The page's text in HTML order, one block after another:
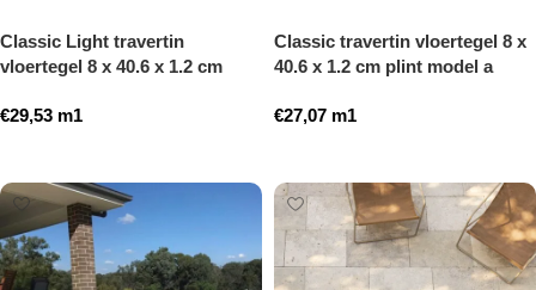
Classic Light travertin
vloertegel 8 x 40.6 x 1.2 cm
€29,53 m1
Classic travertin vloertegel 8 x
40.6 x 1.2 cm plint model a
€27,07 m1